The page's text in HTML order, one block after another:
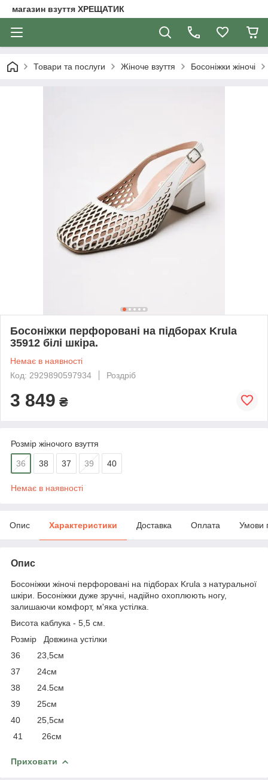
магазин взуття ХРЕЩАТИК
Товари та послуги Жіноче взуття Босоніжки жіночі
Босоніжки перфоровані на підборах Krula
35912 білі шкіра.
Немає в наявності
Код: 2929890597934
Роздріб
3 849 ₴
Розмір жіночого взуття
36 38 37 39 40
Немає в наявності
Опис Характеристики Доставка Оплата Умови
Опис
Босоніжки жіночі перфоровані на підборах Krula з натуральної
шкіри. Босоніжки дуже зручні, надійно охоплюють ногу,
залишаючи комфорт, м'яка устілка.
Висота каблука - 5,5 см.
Розмір Довжина устілки
36 23,5см
37 24см
38 24.5см
39 25см
40 25,5см
41 26см
Приховати